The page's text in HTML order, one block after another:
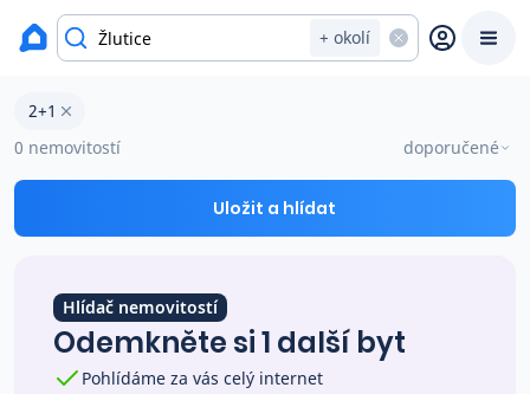
+ okolí
Prodat
Prodej s Reas.cz
Ceny prodaných nemovitostí
okres Karlovy Vary
Byty 2+1 na prodej Žlutice
2+1
0 nemovitostí
doporučené
Uložit a hlídat
Hlídač nemovitostí
Odemkněte si 1 další byt
Pohlídáme za vás celý internet